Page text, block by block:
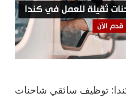
توظيف سائقي شاحنات